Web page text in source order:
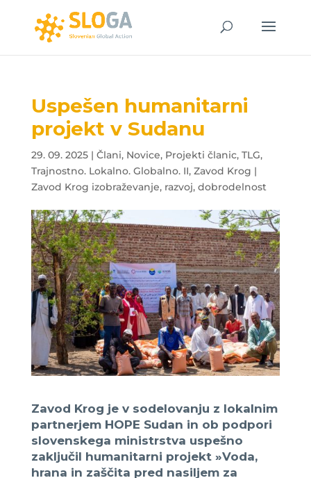
Uspešen humanitarni
projekt v Sudanu
29. 09. 2025| Člani, Novice, Projekti članic, TLG,
Trajnostno. Lokalno. Globalno. II, Zavod Krog |
Zavod Krog izobraževanje, razvoj, dobrodelnost
Zavod Krog je v sodelovanju z lokalnim
partnerjem HOPE Sudan in ob podpori
slovenskega ministrstva uspešno
zaključil humanitarni projekt »Voda,
hrana in zaščita pred nasiljem za